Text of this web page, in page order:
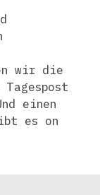
wir die
einen
es on